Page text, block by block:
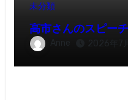
未分類
高市さんのスピー
Anne 2026年7